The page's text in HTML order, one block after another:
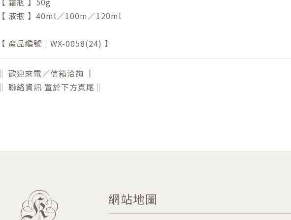
【 液瓶 】40ml／100m／120ml
【 產品編號｜WX-0058(24) 】
‖ 歡迎來電／信箱洽詢 ‖
‖ 聯絡資訊 置於下方頁尾‖
網站地圖